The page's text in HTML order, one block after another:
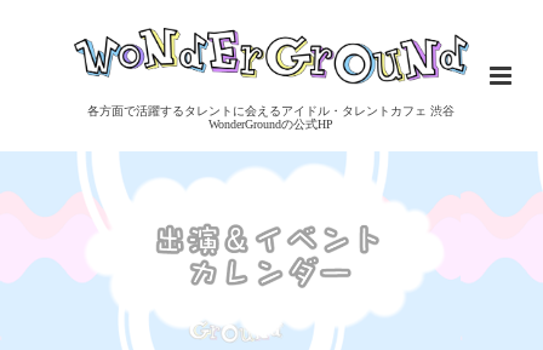
各方面で活躍するタレントに会えるアイドル・タレントカフェ 渋谷
WonderGroundの公式HP